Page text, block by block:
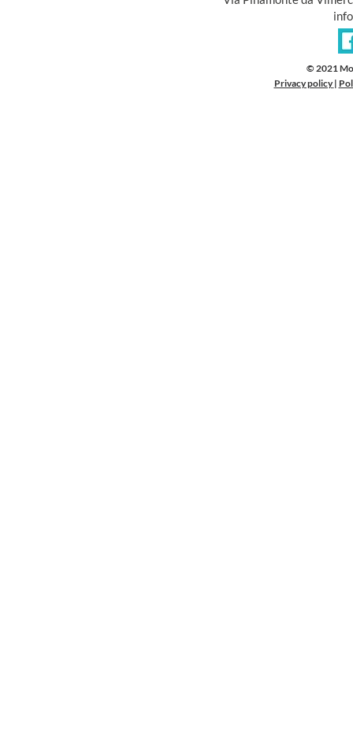
© 2021
Privacy policy |